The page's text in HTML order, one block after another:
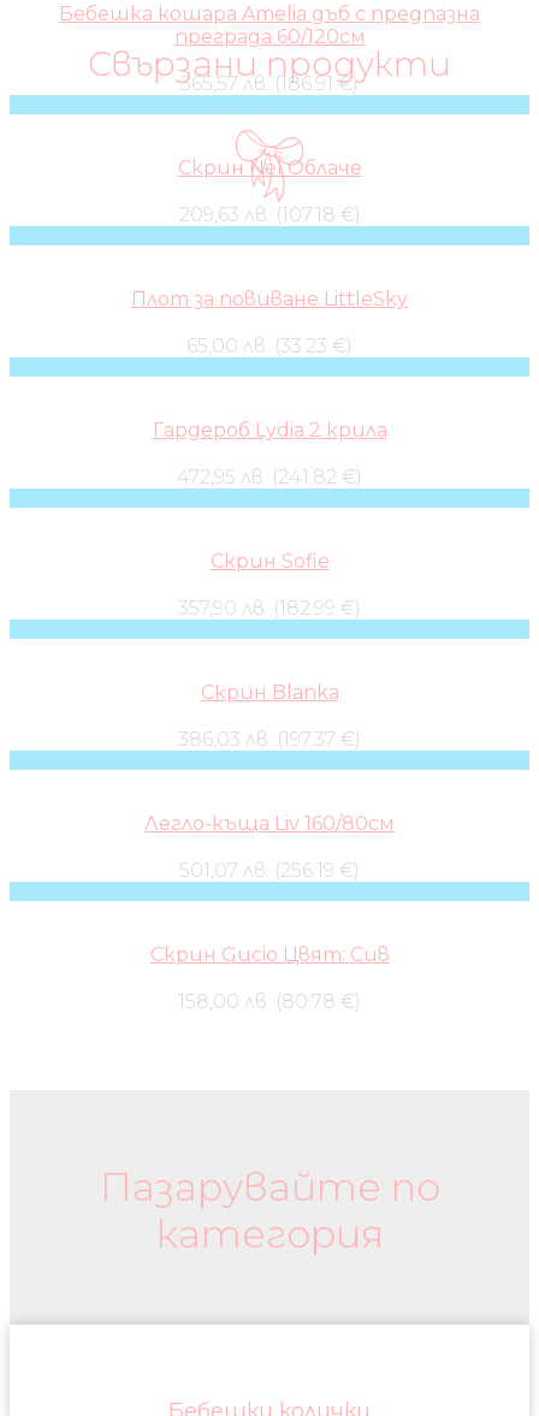
Свързани продукти
Бебешка кошара Amelia дъб с предпазна
преграда 60/120см
365,57 лв. (186.91 €)
Скрин Nel Облаче
209,63 лв. (107.18 €)
Плот за повиване LittleSky
65,00 лв. (33.23 €)
Гардероб Lydia 2 крила
472,95 лв. (241.82 €)
Скрин Sofie
357,90 лв. (182.99 €)
Скрин Blanka
386,03 лв. (197.37 €)
Легло-къща Liv 160/80см
501,07 лв. (256.19 €)
Скрин Gucio Цвят: Сив
158,00 лв. (80.78 €)
Пазарувайте по
категория